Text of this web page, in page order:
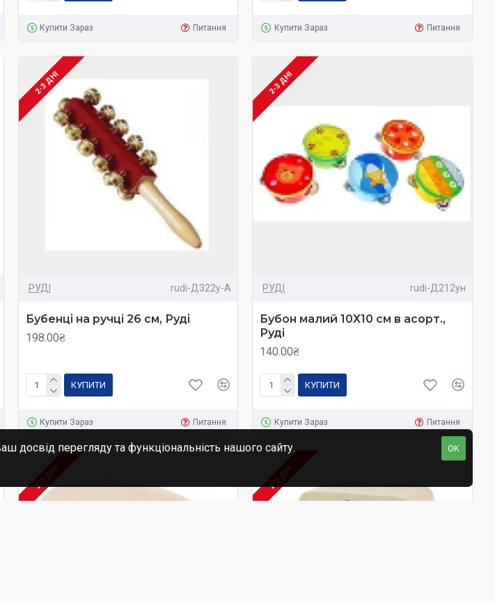
Купити Зараз Питання Купити Зараз Питання
2-3 ДНІ
РУДІ rudi-Д322у-А
Бубенці на ручці 26 см, Руді
198.00₴
КУПИТИ
Купити Зараз Питання
2-3 ДНІ
РУДІ rudi-Д212ун
Бубон малий 10Х10 см в асорт.,
Руді
140.00₴
КУПИТИ
Купити Зараз Питання
2-3 ДНІ 2-3 ДНІ
OK
досвід перегляду та функціональність нашого сайту.